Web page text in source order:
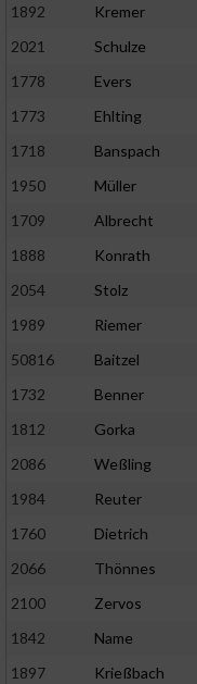
1892 Kremer
2021
Schulze
1778
Evers
1773
Ehlting
1718
Banspach
1950
Müller
1709
Albrecht
1888
Konrath
2054
Stolz
1989
Riemer
50816
Baitzel
1732
Benner
1812
Gorka
2086
Weßling
1984
Reuter
1760
Dietrich
2066
Thönnes
2100
Zervos
1842
Name
1897
Krießbach